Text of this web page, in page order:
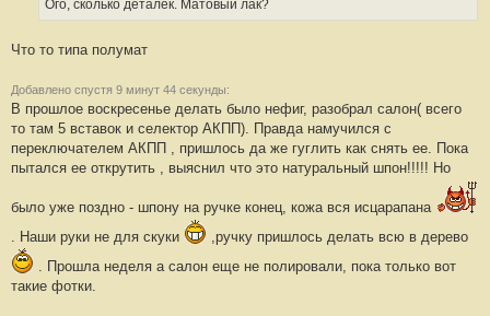
Ого, сколько деталек. Матовый лак?
Что то типа полумат
Добавлено спустя 9 минут 44 секунды:
В прошлое воскресенье делать было нефиг, разобрал салон( всего
то там 5 вставок и селектор АКПП). Правда намучился с
переключателем АКПП , пришлось да же гуглить как снять ее. Пока
пытался ее открутить , выяснил что это натуральный шпон!!!!! Но
было уже поздно - шпону на ручке конец, кожа вся исцарапана
. Наши руки не для скуки
,ручку пришлось делать всю в дерево
. Прошла неделя а салон еще не полировали, пока только вот
такие фотки.